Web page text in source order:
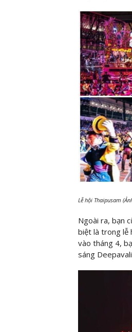
Lễ hội Thaipusam
Ngoài ra, bạn
biệt là trong lễ
vào tháng 4,
sáng